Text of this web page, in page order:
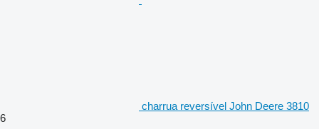
charrua reversível John Deere 3810
6